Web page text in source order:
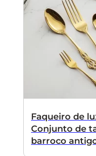
Faqueiro de
Conjunto de
barroco